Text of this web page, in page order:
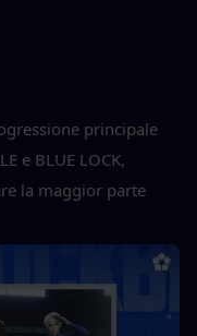
principale
e BLUE LOCK,
la maggior parte